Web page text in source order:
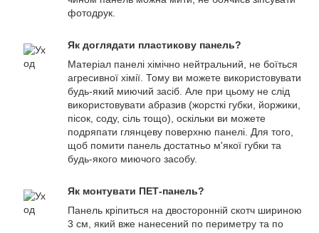
фотодрук.
Як доглядати пластикову панель?
Матеріал панелі хімічно нейтральний, не боїться
агресивної хімії. Тому ви можете використовувати
будь-який миючий засіб. Але при цьому не слід
використовувати абразив (жорсткі губки, йоржики,
пісок, соду, сіль тощо), оскільки ви можете
подряпати глянцеву поверхню панелі. Для того,
щоб помити панель достатньо м'якої губки та
будь-якого миючого засобу.
Як монтувати ПЕТ-панель?
Панель кріпиться на двосторонній скотч шириною
3 см, який вже нанесений по периметру та по